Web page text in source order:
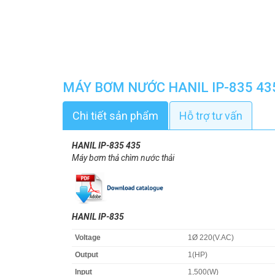
MÁY BƠM NƯỚC HANIL IP-835
Chi tiết sản phẩm Hỗ trợ tư vấn
HANIL IP-835 435
Máy bơm thả chìm nước thải
HANIL IP-835
Voltage
1Ø 220(V.AC)
Output
1(HP)
Input
1,500(W)